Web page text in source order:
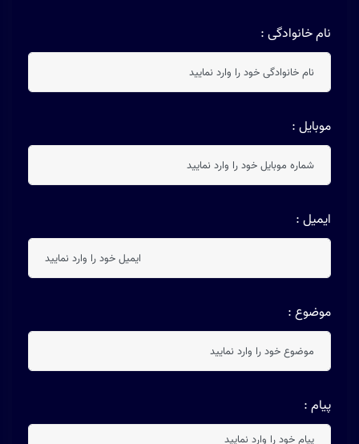
نام خانوادگی :
موبایل :
ایمیل :
موضوع :
پیام :